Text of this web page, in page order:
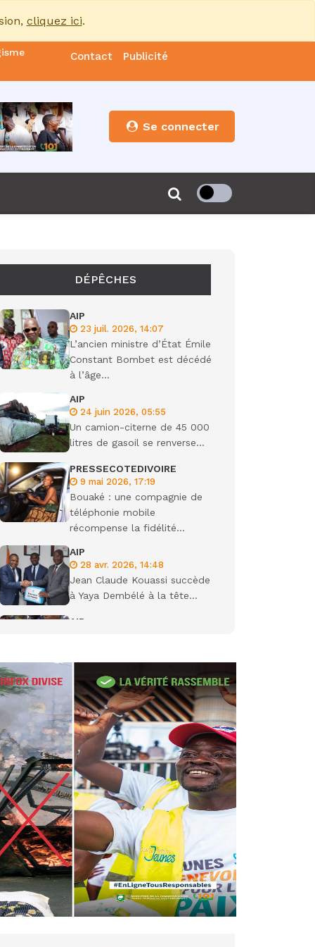
cliquez ici.
Contact Publicité
Se connecter
DÉPÊCHES
AIP
23 juil. 2026, 14:07
L’ancien ministre d’État Émile
Constant Bombet est décédé
à l’âge...
AIP
24 juin 2026, 05:55
Un camion-citerne de 45 000
litres de gasoil se renverse...
PRESSECOTEDIVOIRE
9 mai 2026, 17:19
Bouaké : une compagnie de
téléphonie mobile
récompense la fidélité...
AIP
28 avr. 2026, 14:48
Jean Claude Kouassi succède
à Yaya Dembélé à la tête...
AIP
Sadio Camara tué lors
d’attaques...
AIP
22 avr. 2026, 16:41
Des bureaux ravagés dans un
incendie survenu à la mairie...
AIP
10 avr. 2026, 09:48
Nommé Médiateur de la
République, Gaoussou Touré
prend officiellement fonction
AIP
13 mars 2026, 10:43
Nécrologie : décès de
Guillaume Houphouët-Boigny,
fils du Père fondateur...